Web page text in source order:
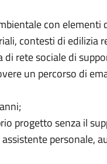
con elementi
contesti di edilizia
rete sociale di
un percorso di
progetto senza il
personale,